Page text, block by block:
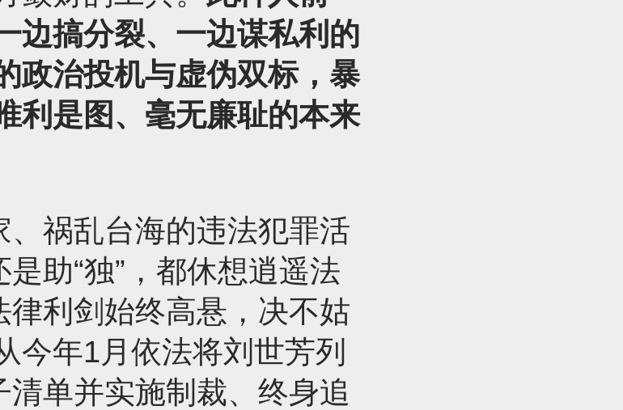
边搞分裂、一边谋私利的
政治投机与虚伪双标，暴
利是图、毫无廉耻的本来
、祸乱台海的违法犯罪活
是助“独”，都休想逍遥法
律利剑始终高悬，决不姑
今年1月依法将刘世芳列
清单并实施制裁、终身追